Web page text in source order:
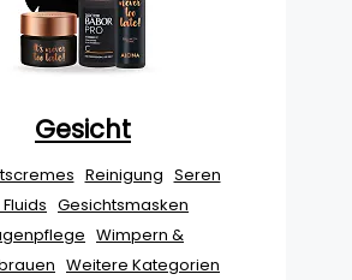
Gesicht
Reinigung Seren
Gesichtsmasken
Wimpern &
Weitere Kategorien